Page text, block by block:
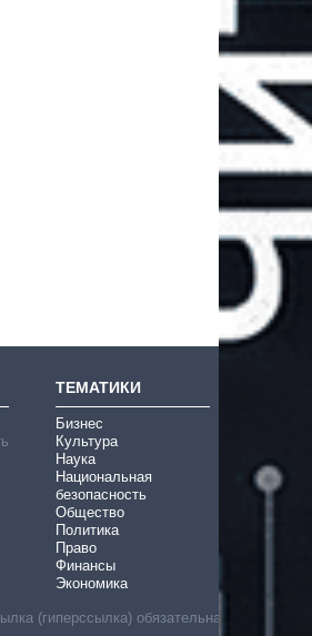
ТЕМАТИКИ
Бизнес
Культура
Наука
Национальная
безопасность
Общество
Политика
Право
Финансы
Экономика
(гиперссылка) обязательна